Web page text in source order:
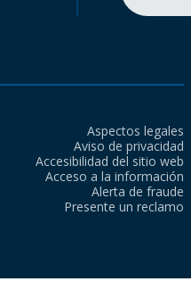
Aspectos legales
Aviso de privacidad
Accesibilidad del sitio web
Acceso a la información
Alerta de fraude
Presente un reclamo